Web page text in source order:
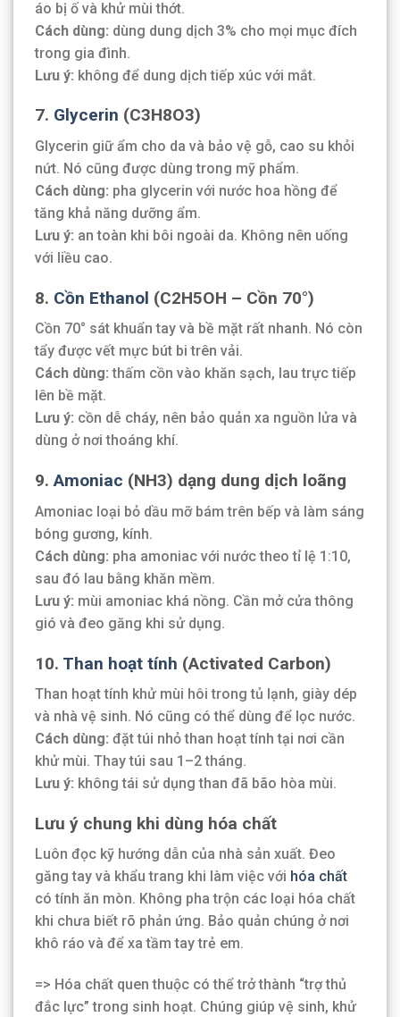
áo bị ố và khử mùi thớt.
Cách dùng: dùng dung dịch 3% cho mọi mục đích
trong gia đình.
Lưu ý: không để dung dịch tiếp xúc với mắt.
7. Glycerin (C3H8O3)
Glycerin giữ ẩm cho da và bảo vệ gỗ, cao su khỏi
nứt. Nó cũng được dùng trong mỹ phẩm.
Cách dùng: pha glycerin với nước hoa hồng để
tăng khả năng dưỡng ẩm.
Lưu ý: an toàn khi bôi ngoài da. Không nên uống
với liều cao.
8. Cồn Ethanol (C2H5OH – Cồn 70°)
Cồn 70° sát khuẩn tay và bề mặt rất nhanh. Nó còn
tẩy được vết mực bút bi trên vải.
Cách dùng: thấm cồn vào khăn sạch, lau trực tiếp
lên bề mặt.
Lưu ý: cồn dễ cháy, nên bảo quản xa nguồn lửa và
dùng ở nơi thoáng khí.
9.Amoniac (NH3) dạng dung dịch loãng
Amoniac loại bỏ dầu mỡ bám trên bếp và làm sáng
bóng gương, kính.
Cách dùng: pha amoniac với nước theo tỉ lệ 1:10,
sau đó lau bằng khăn mềm.
Lưu ý: mùi amoniac khá nồng. Cần mở cửa thông
gió và đeo găng khi sử dụng.
10. Than hoạt tính (Activated Carbon)
Than hoạt tính khử mùi hôi trong tủ lạnh, giày dép
và nhà vệ sinh. Nó cũng có thể dùng để lọc nước.
Cách dùng: đặt túi nhỏ than hoạt tính tại nơi cần
khử mùi. Thay túi sau 1–2 tháng.
Lưu ý: không tái sử dụng than đã bão hòa mùi.
Lưu ý chung khi dùng hóa chất
Luôn đọc kỹ hướng dẫn của nhà sản xuất. Đeo
găng tay và khẩu trang khi làm việc với hóa chất
có tính ăn mòn. Không pha trộn các loại hóa chất
khi chưa biết rõ phản ứng. Bảo quản chúng ở nơi
khô ráo và để xa tầm tay trẻ em.
=> Hóa chất quen thuộc có thể trở thành “trợ thủ
đắc lực” trong sinh hoạt. Chúng giúp vệ sinh, khử